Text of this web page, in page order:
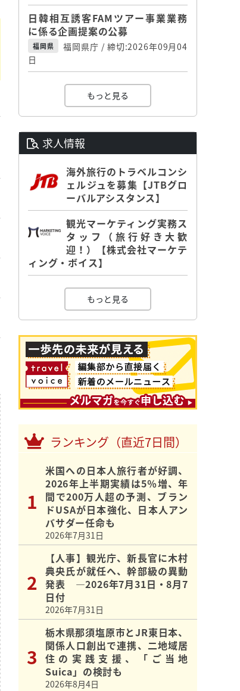
日韓相互誘客FAMツアー事業業務
に係る企画提案の公募
福岡県
福岡県庁 / 締切:2026年09月04
日
もっと見る
求人情報
海外旅行のトラベルコンシ
ェルジュを募集【JTBグロ
ーバルアシスタンス】
観光マーケティング実務ス
タッフ（旅行好き大歓
迎！）【株式会社マーケテ
ィング・ボイス】
もっと見る
ランキング（直近7日間）
米国への日本人旅行者が好調、
2026年上半期実績は5％増、年
間で200万人超の予測、ブラン
ドUSAが日本強化、日本人アン
バサダー任命も
2026年7月31日
【人事】観光庁、新長官に木村
典央氏が就任へ、幹部級の異動
発表 ―2026年7月31日・8月7
日付
2026年7月31日
栃木県那須塩原市とJR東日本、
関係人口創出で連携、二地域居
住の実践支援、「ご当地
Suica」の検討も
2026年8月4日